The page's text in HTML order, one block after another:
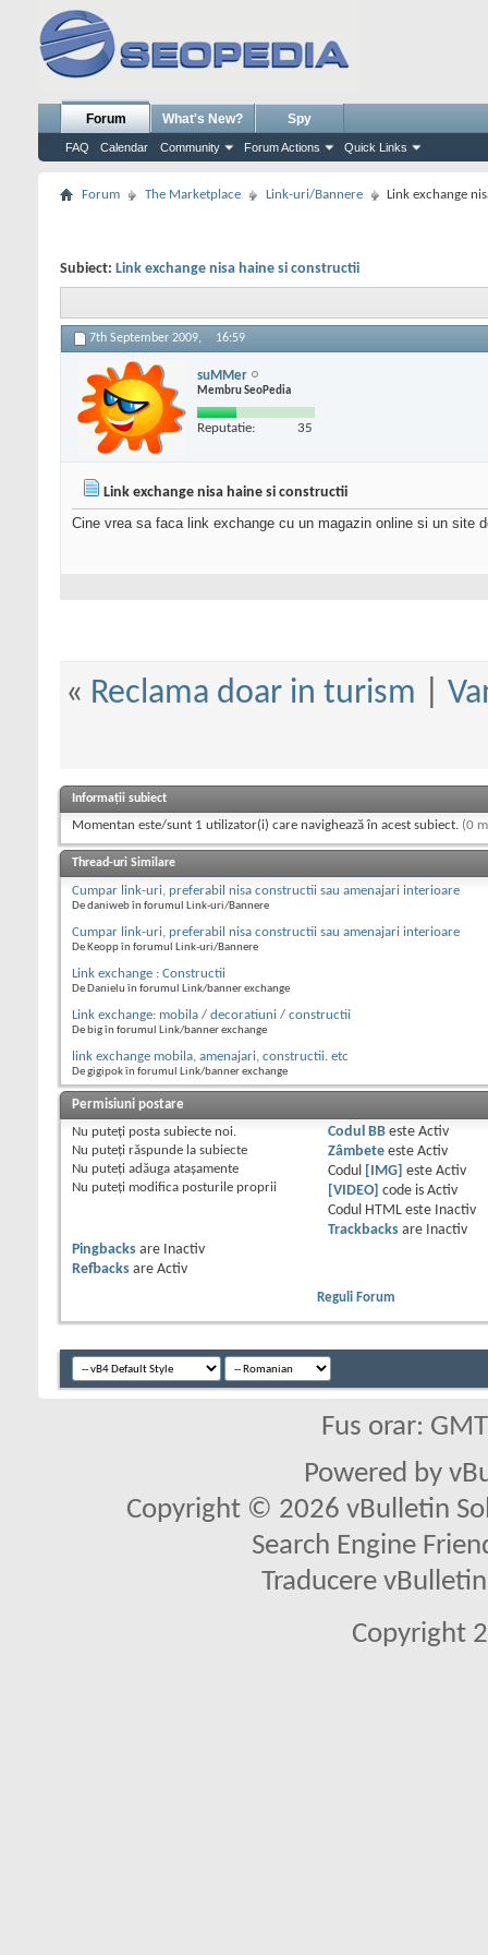
Forum
FAQ Calendar Community Forum Actions Quick Links
What's New? Spy
Forum The Marketplace Link-uri/Bannere Link exchange
Subiect: Link exchange nisa haine si constructii
7th September 2009, 16:59
suMMer
Membru SeoPedia
Reputatie: 35
Link exchange nisa haine si constructii
Cine vrea sa faca link exchange cu un magazin online si un
« Reclama doar in turism
Informații subiect
Momentan este/sunt 1 utilizator(i) care navighează în acest subiect. (0
Thread-uri Similare
Cumpar link-uri, preferabil nisa constructii sau amenajari interioare
De daniweb în forumul Link-uri/Bannere
Cumpar link-uri, preferabil nisa constructii sau amenajari interioare
De Keopp în forumul Link-uri/Bannere
Link exchange : Constructii
De Danielu în forumul Link/banner exchange
Link exchange: mobila / decoratiuni / constructii
De big în forumul Link/banner exchange
link exchange mobila, amenajari, constructii. etc
De gigipok în forumul Link/banner exchange
Permisiuni postare
Nu puteţi posta subiecte noi.
Nu puteţi răspunde la subiecte
Nu puteţi adăuga ataşamente
Nu puteţi modifica posturile proprii
Codul BBeste Activ
Zâmbeteeste Activ
Codul
[IMG] este Activ
[VIDEO]
code is Activ
Codul HTML este
Inactiv
Trackbacksare
Inactiv
Pingbacks are
Inactiv
Refbacks are Activ
Reguli Forum
Fus orar:
Powered by
Copyright © 2026 vBulletin
Search Engine
Traducere
Copyright